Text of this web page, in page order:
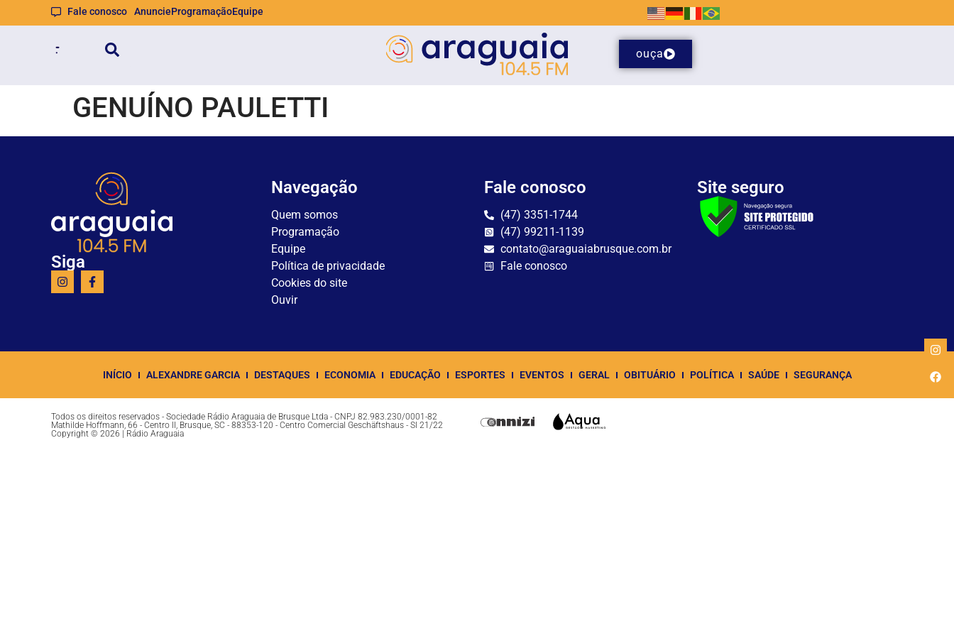
Fale conosco AnuncieProgramaçãoEquipe
ouça
GENUÍNO PAULETTI
Siga
Navegação
Quem somos
Programação
Equipe
Política de privacidade
Cookies do site
Ouvir
Fale conosco
(47) 3351-1744
(47) 99211-1139
contato@araguaiabrusque.com.br
Fale conosco
Site seguro
INÍCIO ALEXANDRE GARCIA DESTAQUES ECONOMIA EDUCAÇÃO ESPORTES EVENTOS GERAL OBITUÁRIO POLÍTICA SAÚDE SEGURANÇA
Todos os direitos reservados - Sociedade Rádio Araguaia de Brusque Ltda - CNPJ 82.983.230/0001-82
Mathilde Hoffmann, 66 - Centro II, Brusque, SC - 88353-120 - Centro Comercial Geschäftshaus - Sl 21/22
Copyright © 2026 | Rádio Araguaia